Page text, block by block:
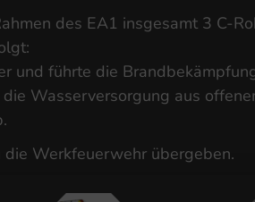
des EA1 insgesamt 3
und führte die
Wasserversorgung aus
Werkfeuerwehr übergeben.